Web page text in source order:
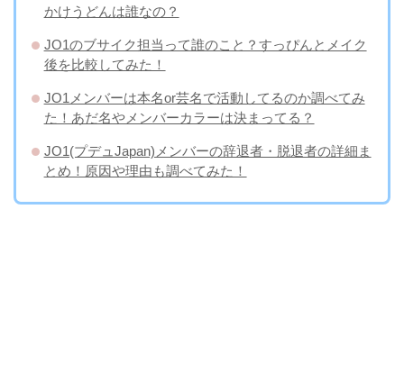
かけうどんは誰なの？
JO1のブサイク担当って誰のこと？すっぴんとメイク
後を比較してみた！
JO1メンバーは本名or芸名で活動してるのか調べてみ
た！あだ名やメンバーカラーは決まってる？
JO1(プデュJapan)メンバーの辞退者・脱退者の詳細ま
とめ！原因や理由も調べてみた！